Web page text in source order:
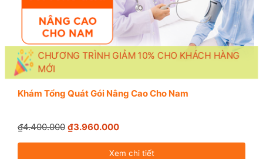
CHƯƠNG TRÌNH GIẢM 10% CHO KHÁCH HÀNG
MỚI
Khám Tổng Quát Gói Nâng Cao Cho Nam
₫4.400.000 ₫3.960.000
Xem chi tiết